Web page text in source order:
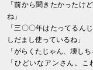
「前から聞きたかったけ
ね」
「三〇〇年はたってるん
しだまし使っているね」
「がらくたじゃん、壊しち
「ひどいなアンさん。